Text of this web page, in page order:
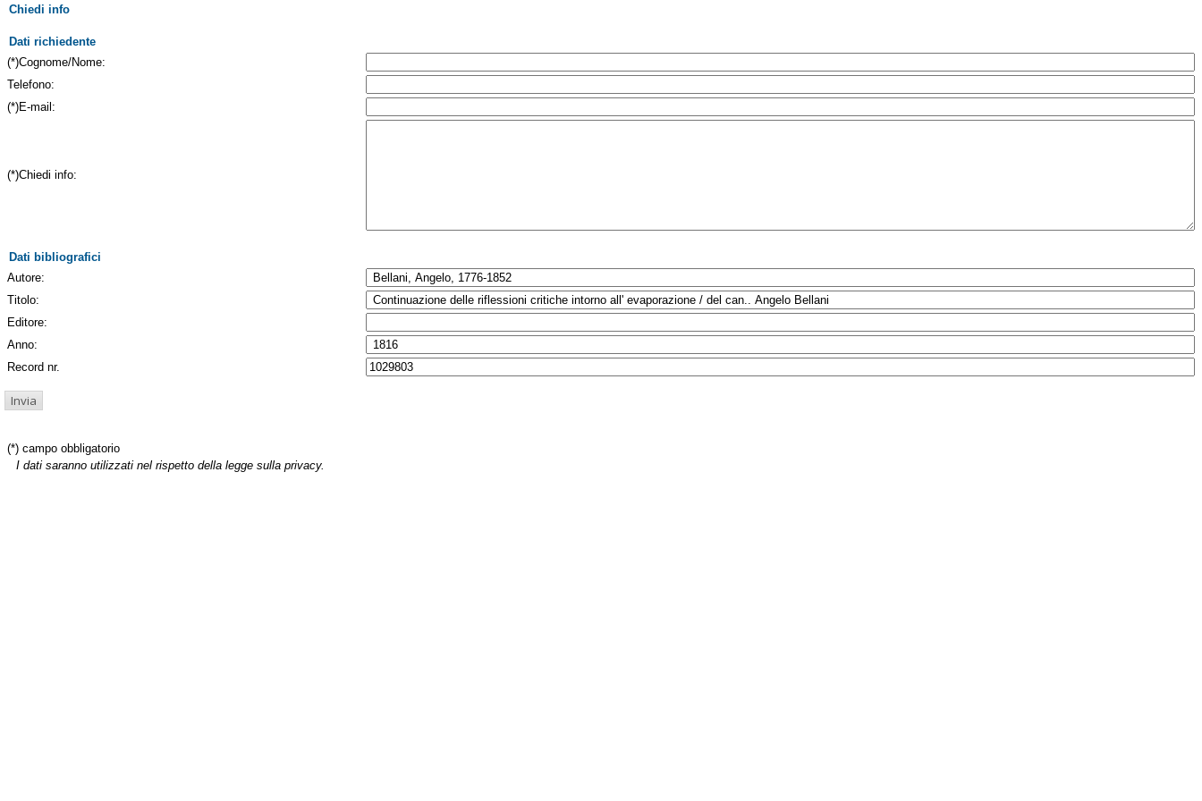
Chiedi info
Dati richiedente
(*)Cognome/Nome:
Telefono:
(*)E-mail:
(*)Chiedi info:
Dati bibliografici
Autore:
Titolo:
Editore:
Anno:
Record nr.
(*) campo obbligatorio
I dati saranno utilizzati nel rispetto della legge sulla privacy.